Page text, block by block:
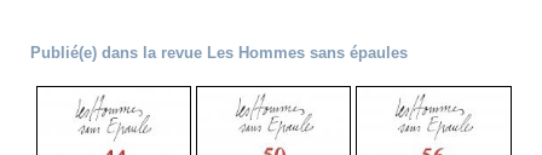
Publié(e) dans la revue Les Hommes sans épaules